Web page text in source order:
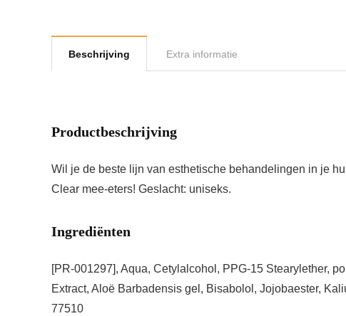
Beschrijving Extra informatie
Productbeschrijving
Wil je de beste lijn van esthetische behandelingen in je
Clear mee-eters! Geslacht: uniseks.
Ingrediënten
[PR-001297], Aqua, Cetylalcohol, PPG-15 Stearylether,
Extract, Aloë Barbadensis gel, Bisabolol, Jojobaester,
77510